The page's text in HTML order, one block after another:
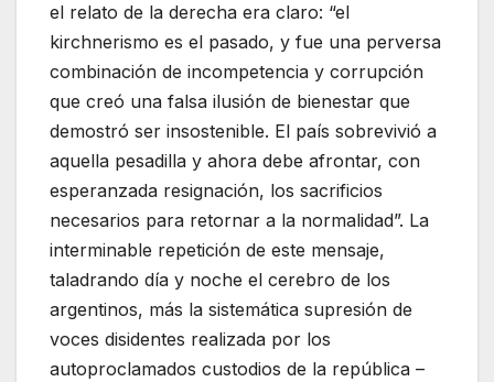
el relato de la derecha era claro: “el
kirchnerismo es el pasado, y fue una perversa
combinación de incompetencia y corrupción
que creó una falsa ilusión de bienestar que
demostró ser insostenible. El país sobrevivió a
aquella pesadilla y ahora debe afrontar, con
esperanzada resignación, los sacrificios
necesarios para retornar a la normalidad”. La
interminable repetición de este mensaje,
taladrando día y noche el cerebro de los
argentinos, más la sistemática supresión de
voces disidentes realizada por los
autoproclamados custodios de la república –